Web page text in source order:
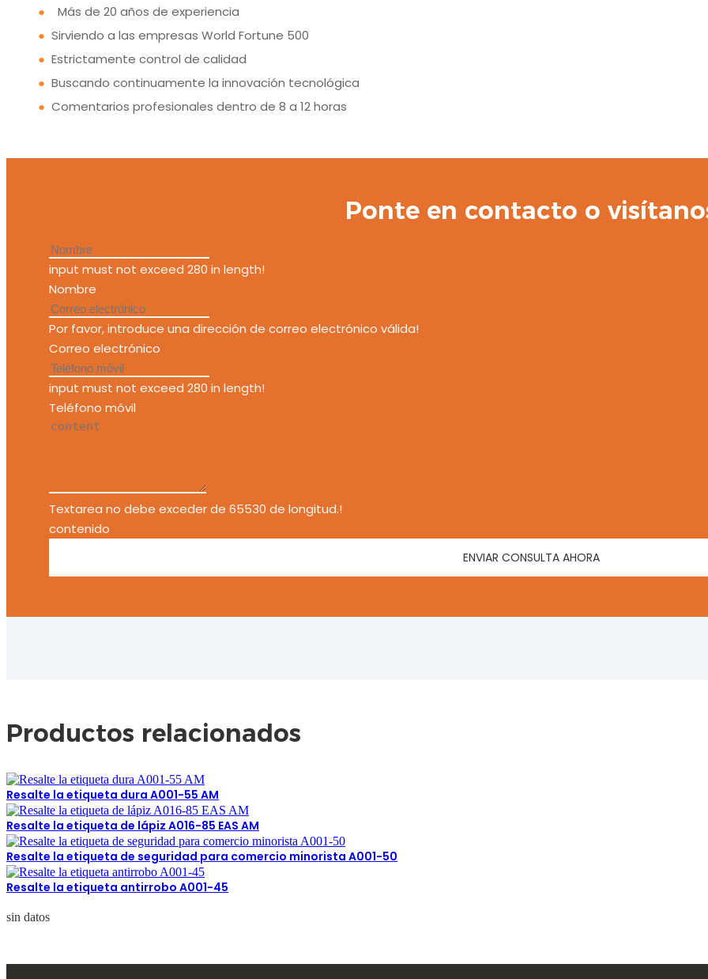
●
Más de 20 años de experiencia
●Sirviendo a las empresas World Fortune 500
●Estrictamente control de calidad
●Buscando continuamente la innovación tecnológica
●Comentarios profesionales dentro de 8 a 12 horas
Ponte en contacto o
input must not exceed 280 in length!
Nombre
Por favor, introduce una dirección de correo electrónico válida!
Correo electrónico
input must not exceed 280 in length!
Teléfono móvil
Textarea no debe exceder de 65530 de longitud.!
contenido
ENVIAR CONSULTA AHORA
Productos relacionados
Resalte la etiqueta dura A001-55 AM
Resalte la etiqueta de lápiz A016-85 EAS AM
Resalte la etiqueta de seguridad para comercio minorista A001-50
Resalte la etiqueta antirrobo A001-45
sin datos